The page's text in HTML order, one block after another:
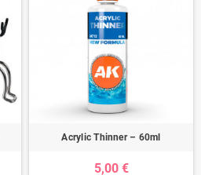
Acrylic Thinner – 60ml
5,00 €